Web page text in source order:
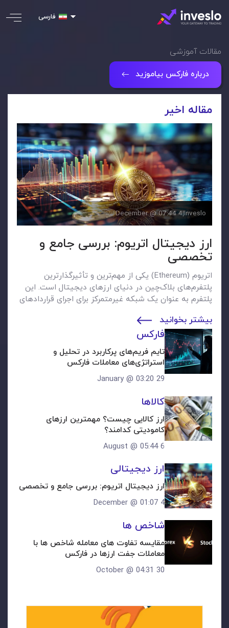
فارسی
مقالات آموزشی
درباره فارکس بیاموزید
مقاله اخیر
Inveslo
|
4 December @ 07:44
ارز دیجیتال اتریوم: بررسی جامع و
تخصصی
اتریوم (Ethereum) یکی از مهم‌ترین و تأثیرگذارترین
پلتفرم‌های بلاک‌چین در دنیای ارزهای دیجیتال است. این
پلتفرم به عنوان یک شبکه غیرمتمرکز برای اجرای قراردادهای
اتریوم به دلیل قابلیت‌های منحصر به فرد خود، به سرعت در
حال تبدیل شدن به یکی از محبوب‌ترین و پرکاربردترین
ارزهای دیجیتال است. در این مقاله، به بررسی تاریخچه،
ساختار، ویژگی‌ها، کاربردها و...
بیشتر بخوانید
فارکس
استراتژی‌های معاملات فارکس
29 January @ 03:20
کالاها
کامودیتی کدامند؟
6 August @ 05:44
ارز دیجیتالی
ارز دیجیتال اتریوم: بررسی جامع و تخصصی
4 December @ 01:07
شاخص ها
معاملات جفت ارزها در فارکس
30 October @ 04:31